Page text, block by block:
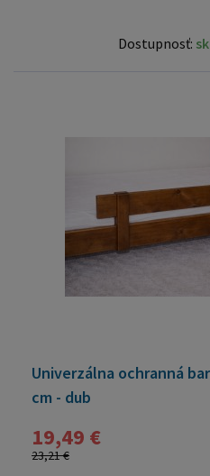
Dostupnosť:
Univerzálna ochranná
cm - dub
19,49 €
23,21 €